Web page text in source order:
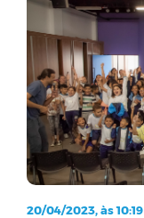
20/04/2023, às 10:19